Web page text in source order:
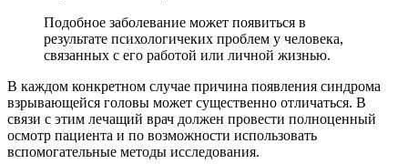
Подобное заболевание может появиться в
результате психологичеких проблем у человека,
связанных с его работой или личной жизнью.
В каждом конкретном случае причина появления синдрома
взрывающейся головы может существенно отличаться. В
связи с этим лечащий врач должен провести полноценный
осмотр пациента и по возможности использовать
вспомогательные методы исследования.